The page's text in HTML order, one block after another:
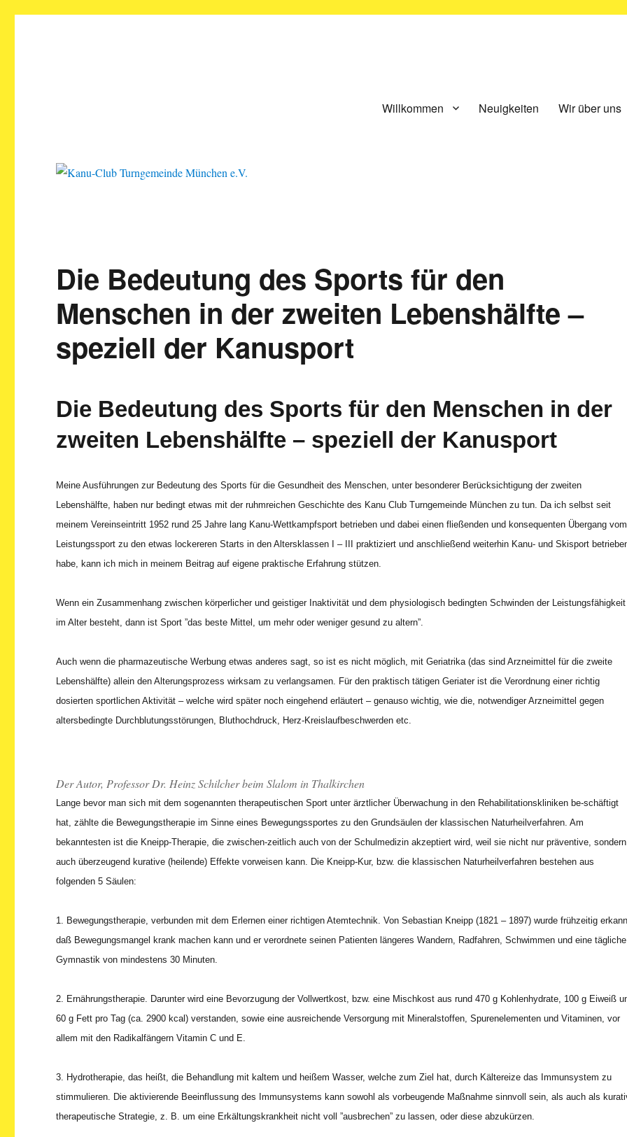
Willkommen Neuigkeiten Wir über uns
Die Bedeutung des Sports für den
Menschen in der zweiten Lebenshälfte –
speziell der Kanusport
Die Bedeutung des Sports für den Menschen in der
zweiten Lebenshälfte – speziell der Kanusport
Meine Ausführungen zur Bedeutung des Sports für die Gesundheit des Menschen, unter besonderer Berücksichtigung der zweiten
Lebenshälfte, haben nur bedingt etwas mit der ruhmreichen Geschichte des Kanu Club Turngemeinde München zu tun. Da ich selbst seit
meinem Vereinseintritt 1952 rund 25 Jahre lang Kanu-Wettkampfsport betrieben und dabei einen fließenden und konsequenten Übergang vom
Leistungssport zu den etwas lockereren Starts in den Altersklassen I – III praktiziert und anschließend weiterhin Kanu- und Skisport
habe, kann ich mich in meinem Beitrag auf eigene praktische Erfahrung stützen.
Wenn ein Zusammenhang zwischen körperlicher und geistiger Inaktivität und dem physiologisch bedingten Schwinden der Leistungsfähigkeit
im Alter besteht, dann ist Sport ”das beste Mittel, um mehr oder weniger gesund zu altern”.
Auch wenn die pharmazeutische Werbung etwas anderes sagt, so ist es nicht möglich, mit Geriatrika (das sind Arzneimittel für die zweite
Lebenshälfte) allein den Alterungsprozess wirksam zu verlangsamen. Für den praktisch tätigen Geriater ist die Verordnung einer richtig
dosierten sportlichen Aktivität – welche wird später noch eingehend erläutert – genauso wichtig, wie die, notwendiger Arzneimittel gegen
altersbedingte Durchblutungsstörungen, Bluthochdruck, Herz-Kreislaufbeschwerden etc.
Der Autor, Professor Dr. Heinz Schilcher beim Slalom in Thalkirchen
Lange bevor man sich mit dem sogenannten therapeutischen Sport unter ärztlicher Überwachung in den Rehabilitationskliniken be-schäftigt
hat, zählte die Bewegungstherapie im Sinne eines Bewegungssportes zu den Grundsäulen der klassischen Naturheilverfahren. Am
bekanntesten ist die Kneipp-Therapie, die zwischen-zeitlich auch von der Schulmedizin akzeptiert wird, weil sie nicht nur präventive, sondern
auch überzeugend kurative (heilende) Effekte vorweisen kann. Die Kneipp-Kur, bzw. die klassischen Naturheilverfahren bestehen aus
folgenden 5 Säulen:
1. Bewegungstherapie, verbunden mit dem Erlernen einer richtigen Atemtechnik. Von Sebastian Kneipp (1821 – 1897) wurde frühzeitig
daß Bewegungsmangel krank machen kann und er verordnete seinen Patienten längeres Wandern, Radfahren, Schwimmen und eine tägliche
Gymnastik von mindestens 30 Minuten.
2. Ernährungstherapie. Darunter wird eine Bevorzugung der Vollwertkost, bzw. eine Mischkost aus rund 470 g Kohlenhydrate, 100 g Eiweiß
60 g Fett pro Tag (ca. 2900 kcal) verstanden, sowie eine ausreichende Versorgung mit Mineralstoffen, Spurenelementen und Vitaminen, vor
allem mit den Radikalfängern Vitamin C und E.
3. Hydrotherapie, das heißt, die Behandlung mit kaltem und heißem Wasser, welche zum Ziel hat, durch Kältereize das Immunsystem zu
stimmulieren. Die aktivierende Beeinflussung des Immunsystems kann sowohl als vorbeugende Maßnahme sinnvoll sein, als auch als
therapeutische Strategie, z. B. um eine Erkältungskrankheit nicht voll ”ausbrechen” zu lassen, oder diese abzukürzen.